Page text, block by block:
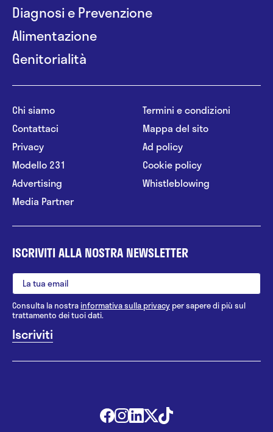
Diagnosi e Prevenzione
Alimentazione
Genitorialità
Chi siamo
Contattaci
Privacy
Modello 231
Advertising
Media Partner
Termini e condizioni
Mappa del sito
Ad policy
Cookie policy
Whistleblowing
ISCRIVITI ALLA NOSTRA NEWSLETTER
Consulta la nostrainformativa sulla privacy per sapere di più sul
trattamento dei tuoi dati.